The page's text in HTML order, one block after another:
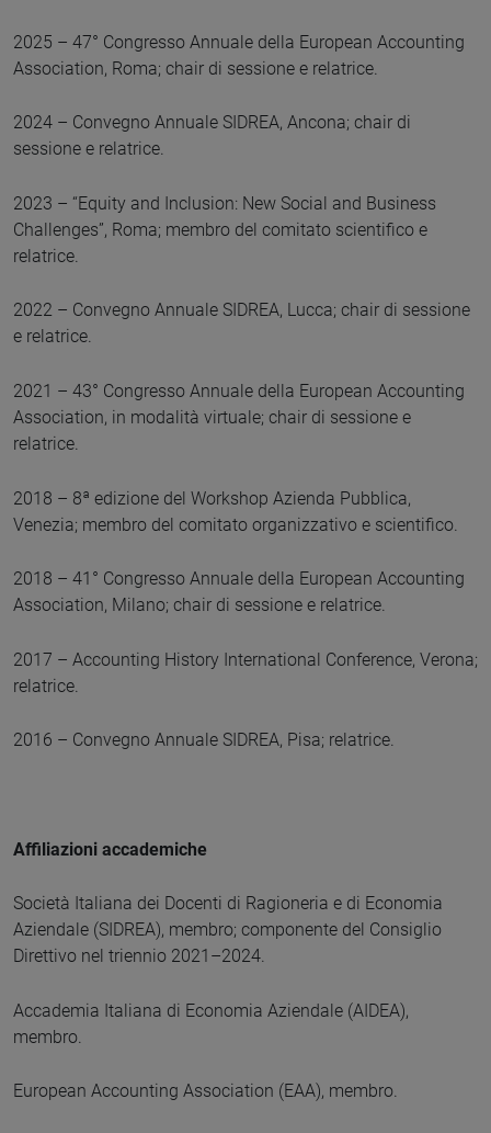
2025 – 47° Congresso Annuale della European Accounting
Association, Roma; chair di sessione e relatrice.
2024 – Convegno Annuale SIDREA, Ancona; chair di
sessione e relatrice.
2023 – “Equity and Inclusion: New Social and Business
Challenges”, Roma; membro del comitato scientifico e
relatrice.
2022 – Convegno Annuale SIDREA, Lucca; chair di sessione
e relatrice.
2021 – 43° Congresso Annuale della European Accounting
Association, in modalità virtuale; chair di sessione e
relatrice.
2018 – 8ª edizione del Workshop Azienda Pubblica,
Venezia; membro del comitato organizzativo e scientifico.
2018 – 41° Congresso Annuale della European Accounting
Association, Milano; chair di sessione e relatrice.
2017 – Accounting History International Conference, Verona;
relatrice.
2016 – Convegno Annuale SIDREA, Pisa; relatrice.
Affiliazioni accademiche
Società Italiana dei Docenti di Ragioneria e di Economia
Aziendale (SIDREA), membro; componente del Consiglio
Direttivo nel triennio 2021–2024.
Accademia Italiana di Economia Aziendale (AIDEA),
membro.
European Accounting Association (EAA), membro.